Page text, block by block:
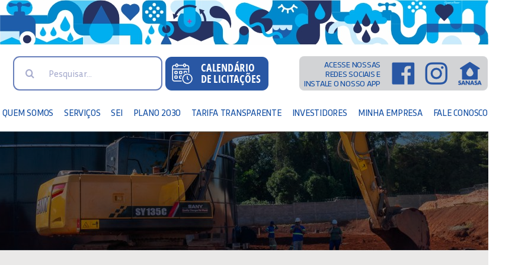
Search
ACESSE NOSSAS
REDES SOCIAIS E
INSTALE O NOSSO APP
QUEM SOMOS SERVIÇOS SEI PLANO 2030 TARIFA TRANSPARENTE INVESTIDORES MINHA EMPRESA FALE CONOSCO